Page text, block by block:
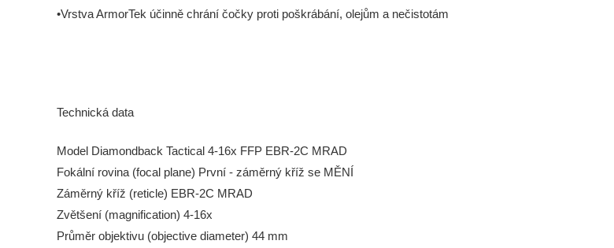
•Vrstva ArmorTek účinně chrání čočky proti poškrábání, olejům a nečistotám
Technická data
Model Diamondback Tactical 4-16x FFP EBR-2C MRAD
Fokální rovina (focal plane) První - záměrný kříž se MĚNÍ
Záměrný kříž (reticle) EBR-2C MRAD
Zvětšení (magnification) 4-16x
Průměr objektivu (objective diameter) 44 mm